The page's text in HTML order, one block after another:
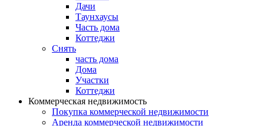
Дачи
Таунхаусы
Часть дома
Коттеджи
Снять
часть дома
Дома
Участки
Коттеджи
Коммерческая недвижимость
Покупка коммерческой недвижимости
Аренда коммерческой недвижимости